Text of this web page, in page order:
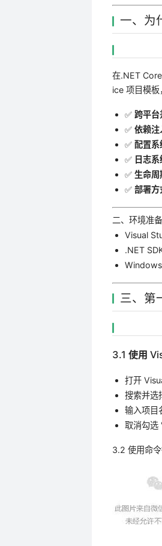
一、为
在.NET
ice 项目模板
✅ 跨平台
✅依赖注
✅配置系
✅ 日志
✅生命周
✅部署方
二、环境准备
Visual
.NET
三、第
3.1 使用
打开
搜索并选
输入项目
取消勾选
3.2 使用命